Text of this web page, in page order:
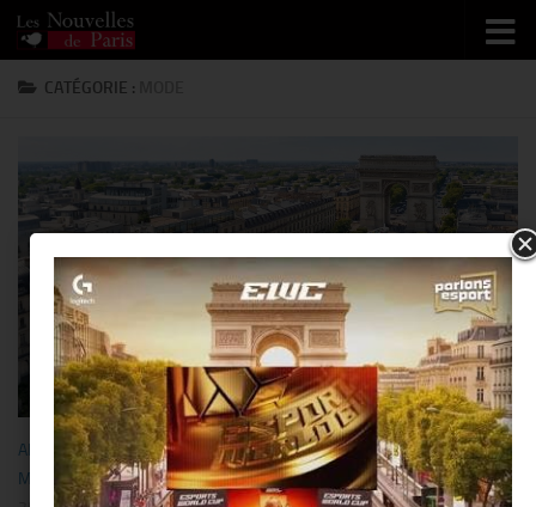
Skip to content
CATÉGORIE :
ART DE VIVRE /BUSINESS /DESIGN/EXPO/HIGH-TECH/LUXE/
MODE